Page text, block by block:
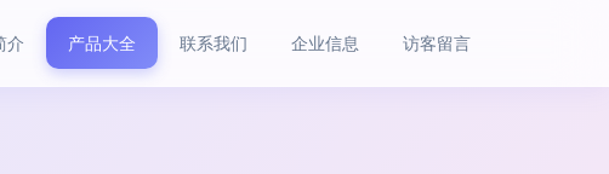
介 产品大全 联系我们 企业信息 访客留言